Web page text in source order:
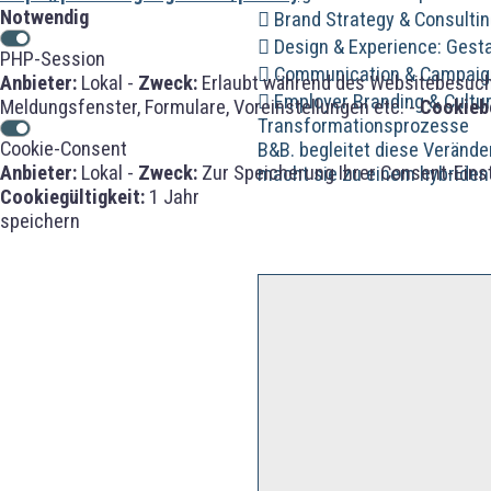
Notwendig
PHP-Session
Anbieter: Lokal - Zweck: Erlaubt während des
Meldungsfenster, Formulare, Voreinstellungen etc. -
Cookie-Consent
Anbieter: Lokal - Zweck: Zur Speicherung Ihrer Consent-
Cookiegültigkeit: 1 Jahr
speichern
 Brand Strategy &
 Design & Experience:
 Communication &
 Employer Branding &
Transformationsprozesse
B&B. begleitet diese
macht sie zu einem